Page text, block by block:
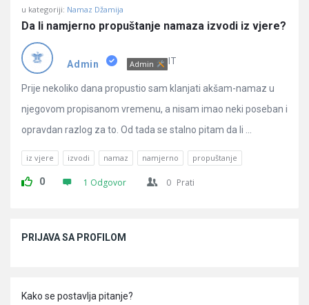
u kategoriji: Namaz Džamija
Da li namjerno propuštanje namaza izvodi iz vjere?
Admin Admin IT
Prije nekoliko dana propustio sam klanjati akšam-namaz u
njegovom propisanom vremenu, a nisam imao neki poseban i
opravdan razlog za to. Od tada se stalno pitam da li ...
iz vjere izvodi namaz namjerno propuštanje
0 1 Odgovor 0 Prati
PRIJAVA SA PROFILOM
Kako se postavlja pitanje?